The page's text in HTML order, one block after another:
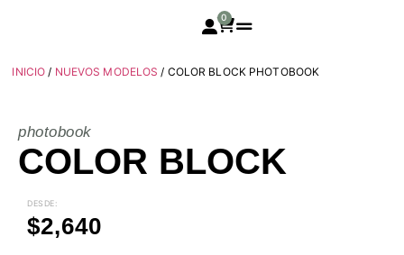
0
INICIO / NUEVOS MODELOS / COLOR BLOCK PHOTOBOOK
photobook
COLOR BLOCK
DESDE:
$2,640